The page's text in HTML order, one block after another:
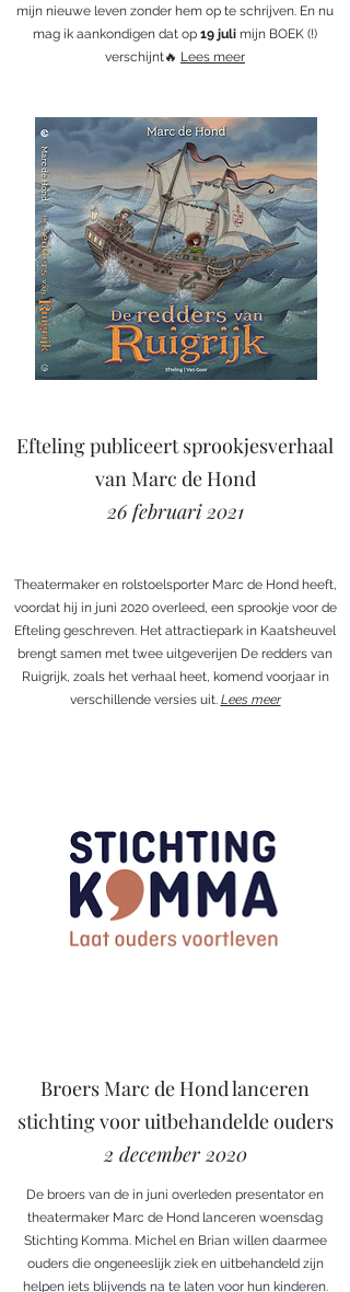
mijn nieuwe leven zonder hem op te schrijven. En nu
mag ik aankondigen dat op 19 juli mijn BOEK (!)
verschijnt🔥 Lees meer
Efteling publiceert sprookjesverhaal
van Marc de Hond
26 februari 2021
Theatermaker en rolstoelsporter Marc de Hond heeft,
voordat hij in juni 2020 overleed, een sprookje voor de
Efteling geschreven. Het attractiepark in Kaatsheuvel
brengt samen met twee uitgeverijen De redders van
Ruigrijk, zoals het verhaal heet, komend voorjaar in
verschillende versies uit. Lees meer
Broers Marc de Hond lanceren
stichting voor uitbehandelde ouders
2 december 2020
De broers van de in juni overleden presentator en
theatermaker Marc de Hond lanceren woensdag
Stichting Komma. Michel en Brian willen daarmee
ouders die ongeneeslijk ziek en uitbehandeld zijn
helpen iets blijvends na te laten voor hun kinderen.